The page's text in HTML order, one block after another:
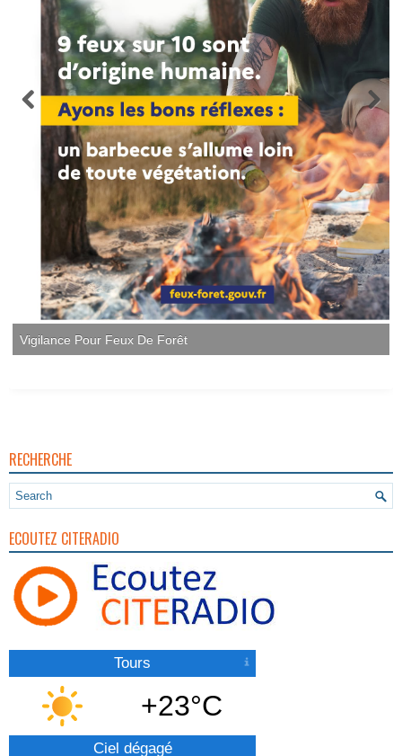
Vigilance Pour Feux De Forêt
RECHERCHE
ECOUTEZ CITERADIO
Tours
+23°C
Ciel dégagé